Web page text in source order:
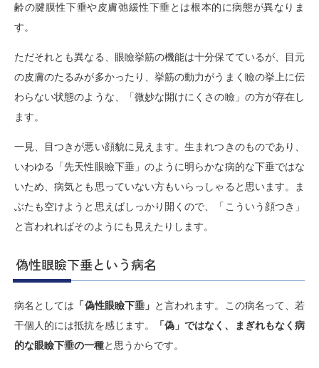
齢の腱膜性下垂や皮膚弛緩性下垂とは根本的に病態が異なりま
す。
ただそれとも異なる、眼瞼挙筋の機能は十分保てているが、目元
の皮膚のたるみが多かったり、挙筋の動力がうまく瞼の挙上に伝
わらない状態のような、「微妙な開けにくさの瞼」の方が存在し
ます。
一見、目つきが悪い顔貌に見えます。生まれつきのものであり、
いわゆる「先天性眼瞼下垂」のように明らかな病的な下垂ではな
いため、病気とも思っていない方もいらっしゃると思います。ま
ぶたも空けようと思えばしっかり開くので、「こういう顔つき」
と言われればそのようにも見えたりします。
偽性眼瞼下垂という病名
病名としては 「偽性眼瞼下垂」 と言われます。この病名って、若
干個人的には抵抗を感じます。
「偽」ではなく、まぎれもなく病
的な眼瞼下垂の一種と思うからです。